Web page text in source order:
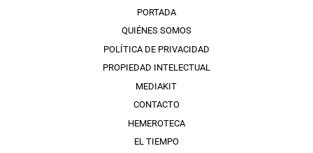
PORTADA
QUIÉNES SOMOS
POLÍTICA DE PRIVACIDAD
PROPIEDAD INTELECTUAL
MEDIAKIT
CONTACTO
HEMEROTECA
EL TIEMPO